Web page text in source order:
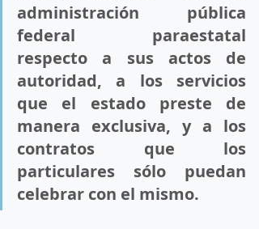
administración pública
federal paraestatal
respecto a sus actos de
autoridad, a los servicios
que el estado preste de
manera exclusiva, y a los
contratos que los
particulares sólo puedan
celebrar con el mismo.